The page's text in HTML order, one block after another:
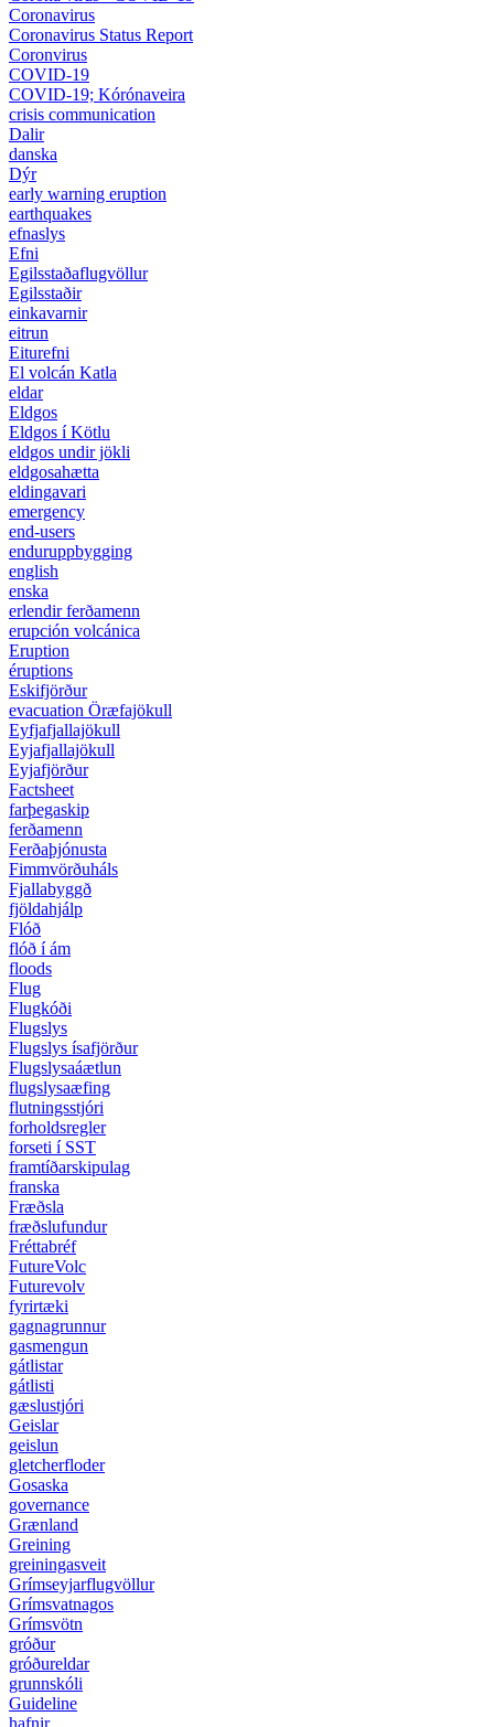
Coronavirus
Coronavirus Status Report
Coronvirus
COVID-19
COVID-19; Kórónaveira
crisis communication
Dalir
danska
Dýr
early warning eruption
earthquakes
efnaslys
Efni
Egilsstaðaflugvöllur
Egilsstaðir
einkavarnir
eitrun
Eiturefni
El volcán Katla
eldar
Eldgos
Eldgos í Kötlu
eldgos undir jökli
eldgosahætta
eldingavari
emergency
end-users
enduruppbygging
english
enska
erlendir ferðamenn
erupción volcánica
Eruption
éruptions
Eskifjörður
evacuation Öræfajökull
Eyfjafjallajökull
Eyjafjallajökull
Eyjafjörður
Factsheet
farþegaskip
ferðamenn
Ferðaþjónusta
Fimmvörðuháls
Fjallabyggð
fjöldahjálp
Flóð
flóð í ám
floods
Flug
Flugkóði
Flugslys
Flugslys ísafjörður
Flugslysaáætlun
flugslysaæfing
flutningsstjóri
forholdsregler
forseti í SST
framtíðarskipulag
franska
Fræðsla
fræðslufundur
Fréttabréf
FutureVolc
Futurevolv
fyrirtæki
gagnagrunnur
gasmengun
gátlistar
gátlisti
gæslustjóri
Geislar
geislun
gletcherfloder
Gosaska
governance
Grænland
Greining
greiningasveit
Grímseyjarflugvöllur
Grímsvatnagos
Grímsvötn
gróður
gróðureldar
grunnskóli
Guideline